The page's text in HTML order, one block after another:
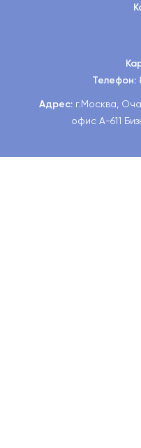
Телефон:
Адрес:г.Москва,
офис А-611